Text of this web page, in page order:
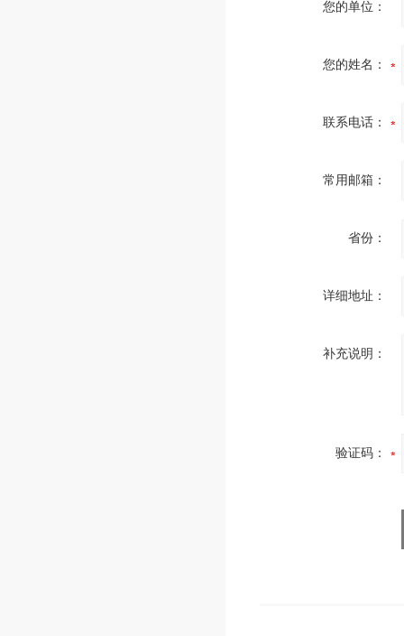
您的单位：
您的姓名：
联系电话：
常用邮箱：
省份：
详细地址：
补充说明：
验证码：